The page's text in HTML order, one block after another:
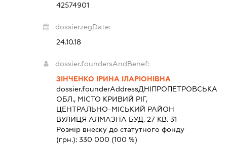
42574901
dossier.regDate:
24.10.18
dossier.foundersAndBenef:
ЗІНЧЕНКО ІРИНА ІЛАРІОНІВНА
dossier.founderAddressДНІПРОПЕТРОВСЬКА
ОБЛ., МІСТО КРИВИЙ РІГ,
ЦЕНТРАЛЬНО-МІСЬКИЙ РАЙОН
ВУЛИЦЯ АЛМАЗНА БУД. 27 КВ. 31
Розмір внеску до статутного фонду
(грн.): 330 000 (100 %)